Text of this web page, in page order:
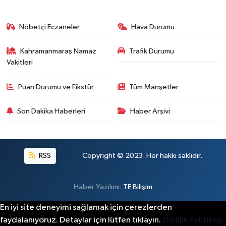
Nöbetçi Eczaneler Hava Durumu
Kahramanmaraş Namaz
Vakitleri
Trafik Durumu
Puan Durumu ve Fikstür Tüm Manşetler
Son Dakika Haberleri Haber Arşivi
RSS Copyright © 2023. Her hakkı saklıdır.
Haber Yazılımı: TE Bilişim
En iyi site deneyimi sağlamak için çerezlerden
faydalanıyoruz. Detaylar için lütfen tıklayın. Gizlilik Politikası